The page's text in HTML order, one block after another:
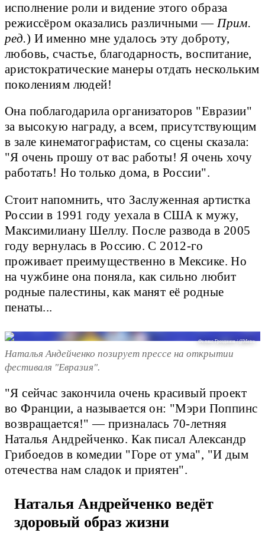
исполнение роли и видение этого образа
режиссёром оказались различными — Прим.
ред.) И именно мне удалось эту доброту,
любовь, счастье, благодарность, воспитание,
аристократические манеры отдать нескольким
поколениям людей!
Она поблагодарила организаторов "Евразии"
за высокую награду, а всем, присутствующим
в зале кинематографистам, со сцены сказала:
"Я очень прошу от вас работы! Я очень хочу
работать! Но только дома, в России".
Стоит напомнить, что Заслуженная артистка
России в 1991 году уехала в США к мужу,
Максимилиану Шеллу. После развода в 2005
году вернулась в Россию. С 2012-го
проживает преимущественно в Мексике. Но
на чужбине она поняла, как сильно любит
родные палестины, как манят её родные
пенаты...
Феликс Грозданов / @Metro
Наталья Андейченко позирует прессе на открытии
фестиваля "Евразия".
"Я сейчас закончила очень красивый проект
во Франции, а называется он: "Мэри Поппинс
возвращается!" — призналась 70-летняя
Наталья Андрейченко. Как писал Александр
Грибоедов в комедии "Горе от ума", "И дым
отечества нам сладок и приятен".
Наталья Андрейченко ведёт
здоровый образ жизни